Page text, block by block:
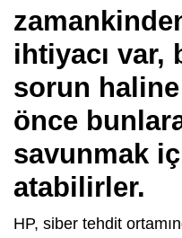
ihtiyacı var,
sorun
önce
savunmak
atabilirler.
HP, siber tehdit